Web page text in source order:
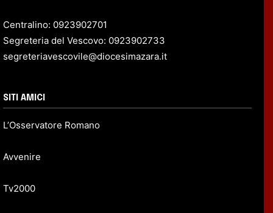
Centralino: 0923902701
Segreteria del Vescovo: 0923902733
segreteriavescovile@diocesimazara.it
SITI AMICI
L’Osservatore Romano
Avvenire
Tv2000